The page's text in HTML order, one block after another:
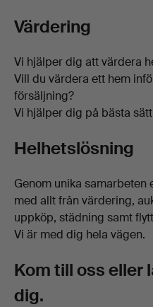
Värdering
Vi hjälper dig att värdera
Vill du värdera ett hem
försäljning?
Vi hjälper dig på bästa
Helhetslösning
Genom unika
med allt från värdering,
uppköp, städning samt
Vi är med dig hela vägen.
Kom till oss eller
dig.